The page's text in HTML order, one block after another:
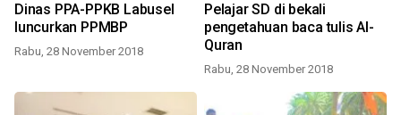
Dinas PPA-PPKB Labusel
luncurkan PPMBP
Rabu, 28 November 2018
Pelajar SD di bekali
pengetahuan baca tulis Al-
Quran
Rabu, 28 November 2018